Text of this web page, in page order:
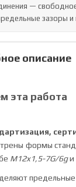
—
зазоры
описание
эта работа
формы
M12x1,5-7G/6gи